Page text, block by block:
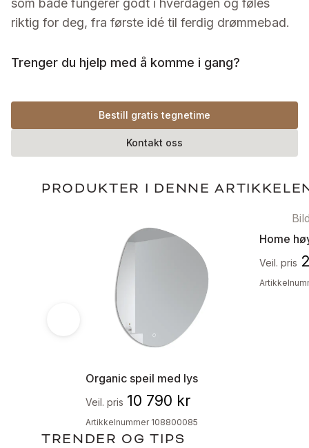
som både fungerer godt i hverdagen og føles
riktig for deg, fra første idé til ferdig drømmebad.
Trenger du hjelp med å komme i gang?
Bestill gratis tegnetime
Kontakt oss
PRODUKTER I DENNE
Organic speil med lys
Veil. pris 10 790 kr
Artikkelnummer 108800085
Home
Veil. pris
TRENDER OG TIPS